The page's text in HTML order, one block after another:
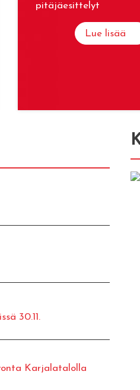
pitäjäesittelyt
Lue lisää
30.11.
Karjalatalolla